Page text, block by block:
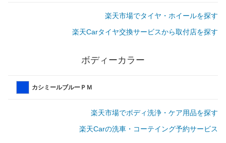
楽天市場でタイヤ・ホイールを探す
楽天Carタイヤ交換サービスから取付店を探す
ボディーカラー
カシミールブルーＰＭ
楽天市場でボディ洗浄・ケア用品を探す
楽天Carの洗車・コーテイング予約サービス